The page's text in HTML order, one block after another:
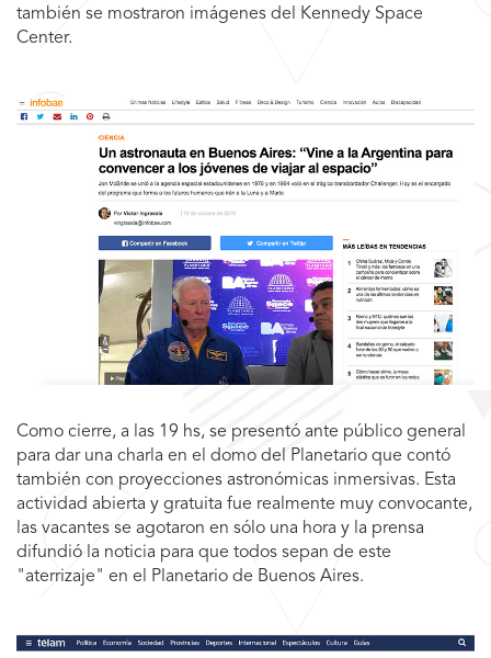
también se mostraron imágenes del Kennedy Space
Center.
Como cierre, a las 19 hs, se presentó ante público general
para dar una charla en el domo del Planetario que contó
también con proyecciones astronómicas inmersivas. Esta
actividad abierta y gratuita fue realmente muy convocante,
las vacantes se agotaron en sólo una hora y la prensa
difundió la noticia para que todos sepan de este
"aterrizaje" en el Planetario de Buenos Aires.